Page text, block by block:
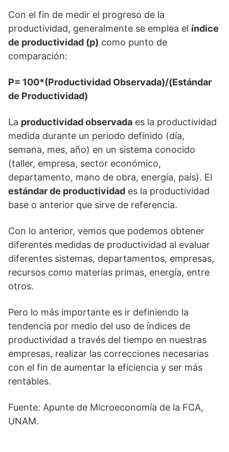
Con el fin de medir el progreso de la
productividad, generalmente se emplea el índice
de productividad (p) como punto de
comparación:
P= 100*(Productividad Observada)/(Estándar
de Productividad)
La productividad observada es la productividad
medida durante un periodo definido (día,
semana, mes, año) en un sistema conocido
(taller, empresa, sector económico,
departamento, mano de obra, energía, país). El
estándar de productividad es la productividad
base o anterior que sirve de referencia.
Con lo anterior, vemos que podemos obtener
diferentes medidas de productividad al evaluar
diferentes sistemas, departamentos, empresas,
recursos como materias primas, energía, entre
otros.
Pero lo más importante es ir definiendo la
tendencia por medio del uso de índices de
productividad a través del tiempo en nuestras
empresas, realizar las correcciones necesarias
con el fin de aumentar la eficiencia y ser más
rentables.
Fuente: Apunte de Microeconomía de la FCA,
UNAM.